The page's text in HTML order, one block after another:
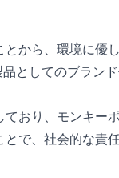
から、環境に優
としてのブラン
おり、モンキー
で、社会的な責